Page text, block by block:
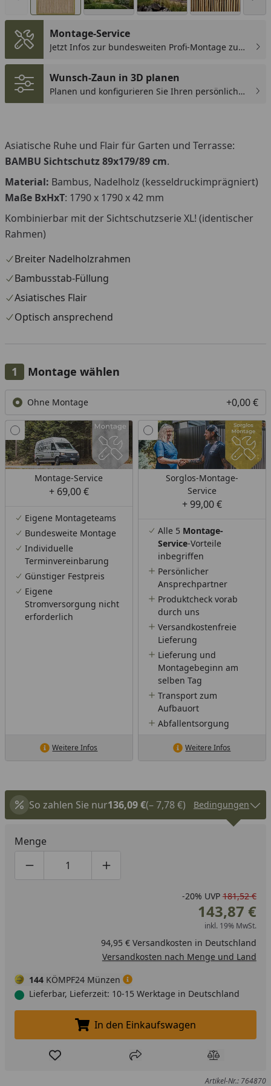
Montage-Service
Jetzt Infos zur bundesweiten Profi-Montage zum
Wunsch-Zaun in 3D planen
Planen und konfigurieren Sie Ihren persönlichen
Asiatische Ruhe und Flair für Garten und Terrasse:
BAMBU Sichtschutz 89x179/89 cm.
Material: Bambus, Nadelholz (kesseldruckimprägniert)
Maße BxHxT: 1790 x 1790 x 42 mm
Kombinierbar mit der Sichtschutzserie XL! (identischer
Rahmen)
Breiter Nadelholzrahmen
Bambusstab-Füllung
Asiatisches Flair
Optisch ansprechend
Montage wählen
Ohne Montage +0,00 €
Montage-Service
+ 69,00 €
Eigene Montageteams
Bundesweite Montage
Individuelle
Terminvereinbarung
Günstiger Festpreis
Eigene
Stromversorgung nicht
erforderlich
Weitere Infos
Sorglos-Montage-
Service
+ 99,00 €
Alle 5 Montage-
Service-Vorteile
inbegriffen
Persönlicher
Ansprechpartner
Produktcheck vorab
durch uns
Versandkostenfreie
Lieferung
Lieferung und
Montagebeginn am
selben Tag
Transport zum
Aufbauort
Abfallentsorgung
Weitere Infos
So zahlen Sie nur136,09 €(– 7,78 €) Bedingungen
Menge
Produktmenge um eins verringern
Produktmenge manuell eingeben
Produktmenge um eins erhöhen
-20% UVP 181,52 €
143,87 €
inkl. 19% MwSt.
94,95 € Versandkosten in Deutschland
Versandkosten nach Menge und Land
144 KÖMPF24 Münzen
Lieferbar, Lieferzeit: 10-15 Werktage in Deutschland
In den Einkaufswagen legen
In den Einkaufswagen
Produkt zur Wunschliste hinzufügen
Teilen Produkt
Artikel-Nr.: 764870